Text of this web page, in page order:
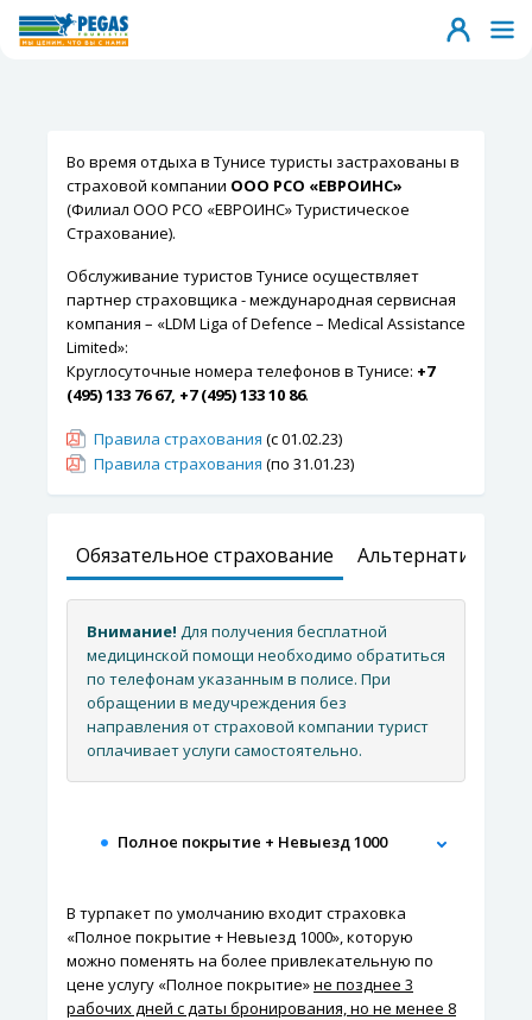
Во время отдыха в Тунисе туристы застрахованы в
страховой компании ООО РСО «ЕВРОИНС»
(Филиал ООО РСО «ЕВРОИНС» Туристическое
Страхование).
Обслуживание туристов Тунисе осуществляет
партнер страховщика - международная сервисная
компания – «LDM Liga of Defence – Medical Assistance
Limited»:
Круглосуточные номера телефонов в Тунисе: +7
(495) 133 76 67, +7 (495) 133 10 86.
Правила страхования (с 01.02.23)
Правила страхования (по 31.01.23)
Обязательное страхование Альтернативное
Внимание! Для получения бесплатной
медицинской помощи необходимо обратиться
по телефонам указанным в полисе. При
обращении в медучреждения без
направления от страховой компании турист
оплачивает услуги самостоятельно.
Полное покрытие + Невыезд 1000
В турпакет по умолчанию входит страховка
«Полное покрытие + Невыезд 1000», которую
можно поменять на более привлекательную по
цене услугу «Полное покрытие»не позднее 3
рабочих дней с даты бронирования, но не менее 8